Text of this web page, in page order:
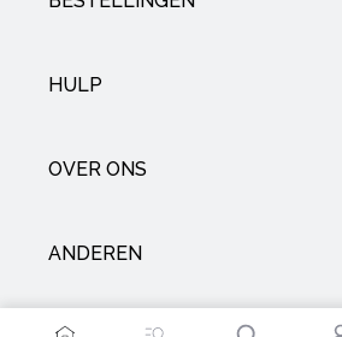
HULP
OVER ONS
ANDEREN